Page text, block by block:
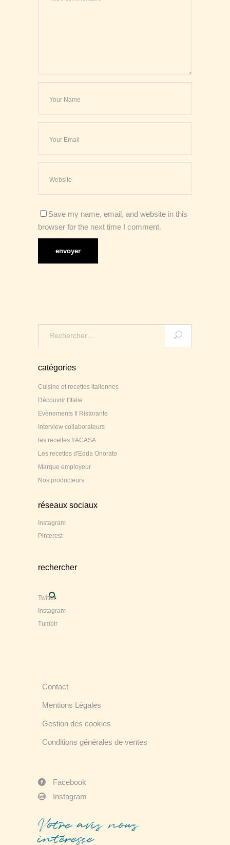
Save my name, email, and website in this
browser for the next time I comment.
catégories
Cuisine et recettes italiennes
Découvrir l'Italie
Evènements Il Ristorante
Interview collaborateurs
les recettes #ACASA
Les recettes d'Edda Onorato
Marque employeur
Nos producteurs
réseaux sociaux
Instagram
Pinterest
rechercher
Twitter
Instagram
Tumblr
Contact
Mentions Légales
Gestion des cookies
Conditions générales de ventes
Facebook
Instagram
Votre avis nous
intéresse